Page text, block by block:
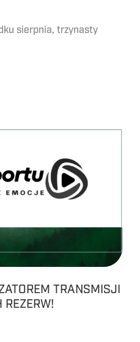
sierpnia, trzynasty
TRANSMISJI
REZERW!